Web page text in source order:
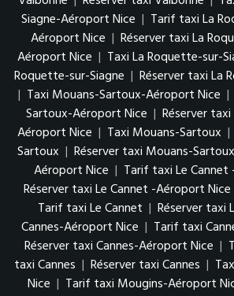
Siagne-Aéroport Nice | Tarif taxi La
Aéroport Nice | Réserver taxi La
Aéroport Nice | Taxi La Roquette-sur-
Roquette-sur-Siagne | Réserver taxi La
| Taxi Mouans-Sartoux-Aéroport Nice |
Sartoux-Aéroport Nice | Réserver
Aéroport Nice | Taxi Mouans-Sartoux |
Sartoux | Réserver taxi Mouans-Sartoux
Aéroport Nice | Tarif taxi Le
Réserver taxi Le Cannet -Aéroport Nice
Tarif taxi Le Cannet | Réserver taxi
Cannes-Aéroport Nice | Tarif taxi
Réserver taxi Cannes-Aéroport Nice |
taxi Cannes | Réserver taxi Cannes |
Nice | Tarif taxi Mougins-Aéroport